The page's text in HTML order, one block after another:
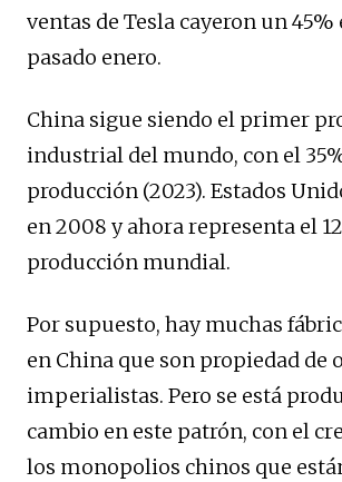
ventas de Tesla cayeron un 45%
pasado enero.
China sigue siendo el primer
industrial del mundo, con el
producción (2023). Estados
en 2008 y ahora representa el
producción mundial.
Por supuesto, hay muchas
en China que son propiedad de
imperialistas. Pero se está
cambio en este patrón, con el
los monopolios chinos que